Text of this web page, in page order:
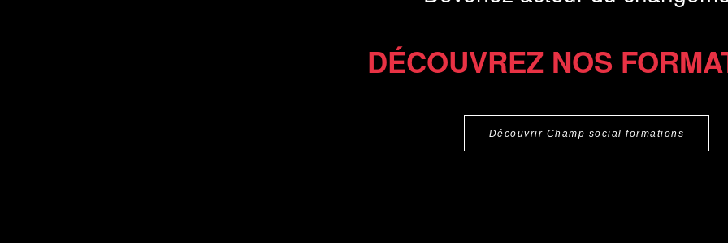
DÉCOUVREZ NOS
Découvrir Champ social formations